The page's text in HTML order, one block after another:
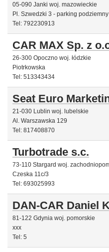
05-090 Janki woj. mazowieckie
Pl. Szwedzki 3 - parking
Tel: 792230913
CAR MAX Sp. z
26-300 Opoczno woj. łódzkie
Piotrkowska
Tel: 513343434
Seat Euro
21-030 Lublin woj. lubelskie
Al. Warszawska 129
Tel: 817408870
Turbotrade s.c.
73-110 Stargard woj.
Czeska 11c/3
Tel: 693025993
DAN-CAR Daniel
81-122 Gdynia woj. pomorskie
xxx
Tel: 5